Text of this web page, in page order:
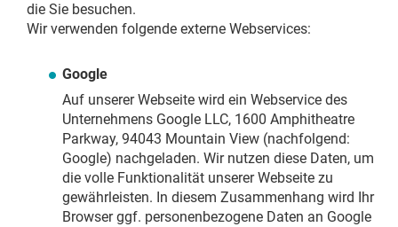
die Sie besuchen.
Wir verwenden folgende externe Webservices:
Google
Auf unserer Webseite wird ein Webservice des
Unternehmens Google LLC, 1600 Amphitheatre
Parkway, 94043 Mountain View (nachfolgend:
Google) nachgeladen. Wir nutzen diese Daten, um
die volle Funktionalität unserer Webseite zu
gewährleisten. In diesem Zusammenhang wird Ihr
Browser ggf. personenbezogene Daten an Google